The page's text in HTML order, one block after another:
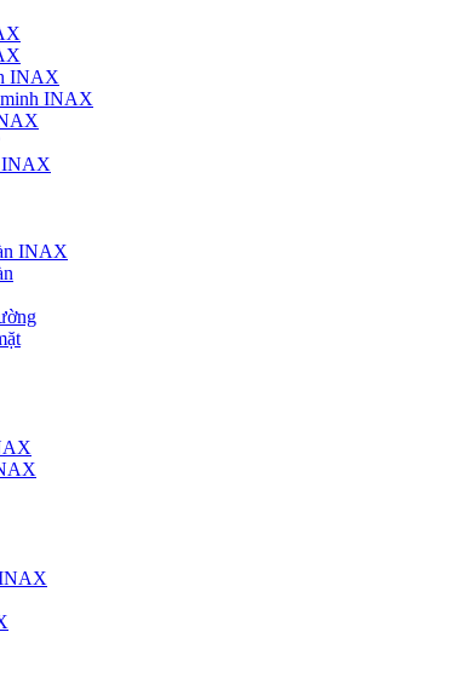
INAX
minh INAX
INAX
INAX
INAX